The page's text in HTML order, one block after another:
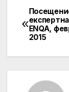
Post
ENQA,
2015